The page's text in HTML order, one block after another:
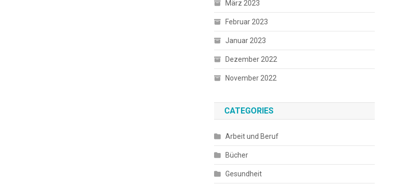
März 2023
Februar 2023
Januar 2023
Dezember 2022
November 2022
CATEGORIES
Arbeit und Beruf
Bücher
Gesundheit